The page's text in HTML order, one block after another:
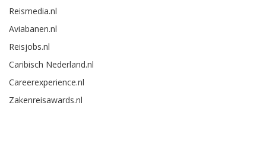
Reismedia.nl
Aviabanen.nl
Reisjobs.nl
Caribisch Nederland.nl
Careerexperience.nl
Zakenreisawards.nl